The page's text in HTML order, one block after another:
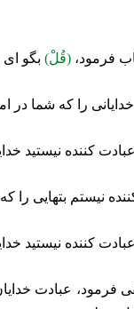
فرمود، (قُلْ)بگو
را كه شما در
كننده نيستيد
نيستم بتهايى را
كننده نيستيد
فرمود، عبادت